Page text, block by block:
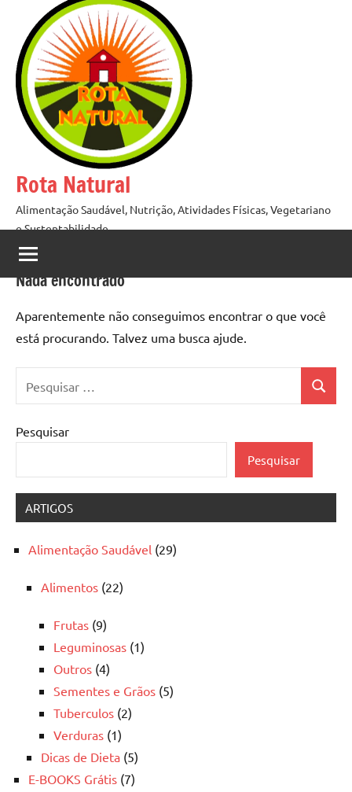
conteúdo
Rota Natural
Alimentação Saudável, Nutrição, Atividades Físicas, Vegetariano
e Sustentabilidade
Nada encontrado
Aparentemente não conseguimos encontrar o que você
está procurando. Talvez uma busca ajude.
por:
Pesquisar
Pesquisar
ARTIGOS
Alimentação Saudável (29)
Alimentos (22)
Frutas (9)
Leguminosas (1)
Outros (4)
Sementes e Grãos (5)
Tuberculos (2)
Verduras (1)
Dicas de Dieta (5)
E-BOOKS Grátis (7)